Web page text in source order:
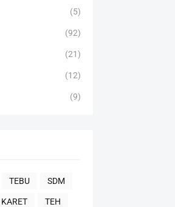
(5)
(92)
(21)
(12)
(9)
TEBU SDM
KARET TEH